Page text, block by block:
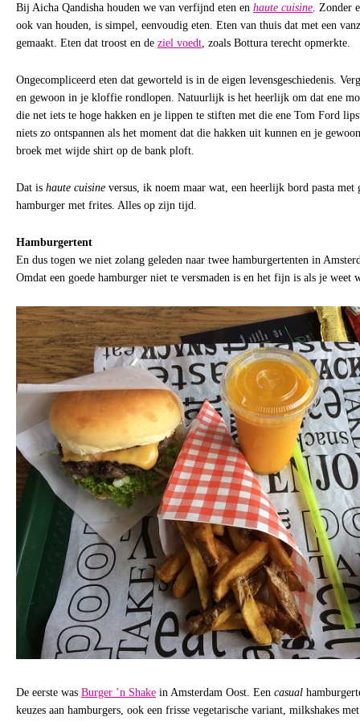
Bij Aicha Qandisha houden we van verfijnd eten en haute cuisine . Zonder
ook van houden, is simpel, eenvoudig eten. Eten van thuis dat met een
gemaakt. Eten dat troost en de ziel voedt , zoals Bottura terecht opmerkte.
Ongecompliceerd eten dat geworteld is in de eigen levensgeschiedenis.
en gewoon in je kloffie rondlopen. Natuurlijk is het heerlijk om dat ene
die net iets te hoge hakken en je lippen te stiften met die ene Tom Ford
niets zo ontspannen als het moment dat die hakken uit kunnen en je
broek met wijde shirt op de bank ploft.
Dat is haute cuisine versus, ik noem maar wat, een heerlijk bord pasta met
hamburger met frites. Alles op zijn tijd.
Hamburgertent
En dus togen we niet zolang geleden naar twee hamburgertenten in
Omdat een goede hamburger niet te versmaden is en het fijn is als je weet
De eerste was Burger ’n Shake in Amsterdam Oost. Een casual
keuzes aan hamburgers, ook een frisse vegetarische variant, milkshakes